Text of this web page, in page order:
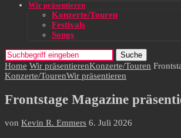
Wir präsentieren
Konzerte/Touren
Festivals
Songs
Suche
Home Wir präsentierenKonzerte/Touren
Konzerte/TourenWir präsentieren
Frontstage Magazine
von Kevin R. Emmers 6. Juli 2026